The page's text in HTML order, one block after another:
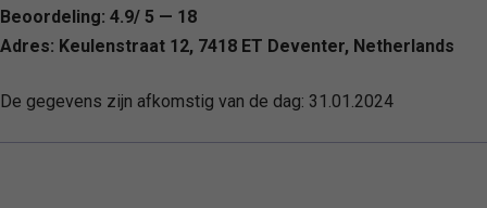
Beoordeling: 4.9/ 5 — 18
Adres: Keulenstraat 12, 7418 ET Deventer, Netherlands
De gegevens zijn afkomstig van de dag: 31.01.2024